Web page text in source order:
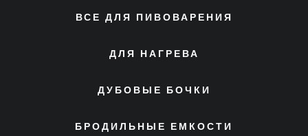
ВСЕ ДЛЯ ПИВОВАРЕНИЯ
ДЛЯ НАГРЕВА
ДУБОВЫЕ БОЧКИ
БРОДИЛЬНЫЕ ЕМКОСТИ